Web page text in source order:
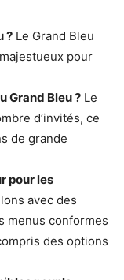
? Le Grand Bleu
pour
Grand Bleu ? Le
d’invités, ce
de grande
pour les
avec des
menus conformes
des options